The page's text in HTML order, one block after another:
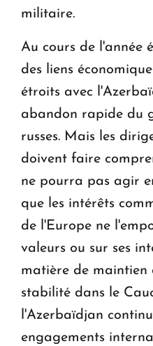
militaire.
Au cours de l'année
des liens
étroits avec
abandon rapide du
russes. Mais les
doivent faire
ne pourra pas agir
que les intérêts
de l'Europe ne
valeurs ou sur ses
matière de
stabilité dans le
l'Azerbaïdjan
engagements